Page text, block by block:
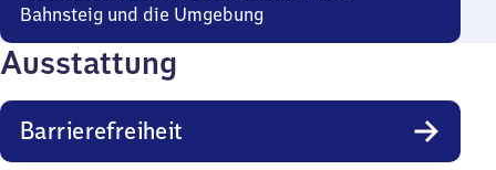
Bahnsteig und die Umgebung
Ausstattung
Barrierefreiheit